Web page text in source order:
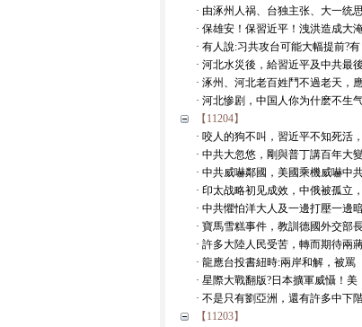
· 由涿州人祸、台独主张、大一统
· 保雄安！保習近平！洩洪造成大
· 有人說:习共攻台可能大幅提前?有
· 河北水災後，給習近平及中共最後
· 涿州、河北老百姓鬥不過老天，
· 河北惨剧，中国人你为什麽不生
【11204】
· 咬人的狗不叫，習近平不知死活，
· 中共大忽悠，剛與普丁講百年大
· 中共威嚇鄰國，美國乘機威嚇中
· 印太战略初见成效，中俄被孤立，
· 中共懼怕洋大人及一邊打壓一邊
· 寶馬雪糕事件，教訓德國外交部
· 許多大陸人民受苦，轉而期待兩
· 龍應台投書紐時:兩岸和解，被罵
· 星際大戰翻版?日本擴軍威懾！美
· 不是只有劉亞洲，還有許多中下
【11203】